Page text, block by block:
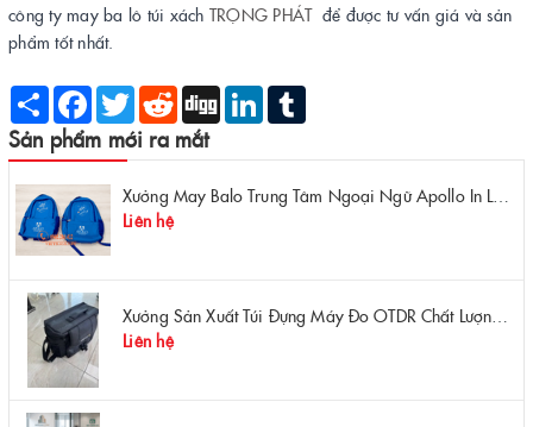
công ty may ba lô túi xách TRỌNG PHÁTđể được tư vấn giá và sản
phẩm tốt nhất.
Share Facebook
Twitter Reddit Digg LinkedIn
Sản phẩm mới ra mắt
Liên hệ
Liên hệ